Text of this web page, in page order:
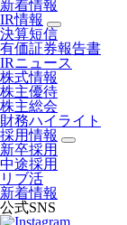
新着情報
IR情報
決算短信
有価証券報告書
IRニュース
株式情報
株主優待
株主総会
財務ハイライト
採用情報
新卒採用
中途採用
リブ活
新着情報
公式SNS